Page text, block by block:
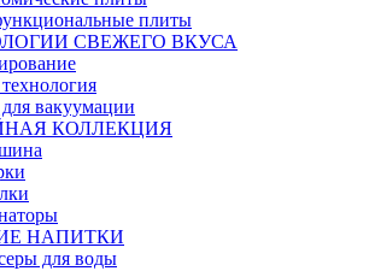
плиты
СВЕЖЕГО ВКУСА
вакуумации
КОЛЛЕКЦИЯ
НАПИТКИ
для воды